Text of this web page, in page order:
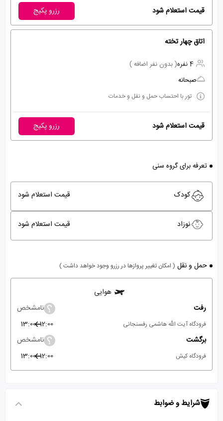
قیمت استعلام شود رزرو پکیج
اتاق چهار تخته
4 نفره
( بدون نفر اضافه )
صبحانه
تور با احتساب حمل و نقل و خدمات
قیمت استعلام شود رزرو پکیج
تعرفه برای گروه سنی
کودک قیمت استعلام شود
نوزاد قیمت استعلام شود
حمل و نقل ( امکان تغییر پروازها در رزرو وجود خواهد داشت )
هوایی
رفت
نامشخص
فرودگاه آیت الله هاشمی رفسنجانی 12:00
13:00
برگشت
نامشخص
فرودگاه کیش 12:00
13:00
شرایط و ضوابط